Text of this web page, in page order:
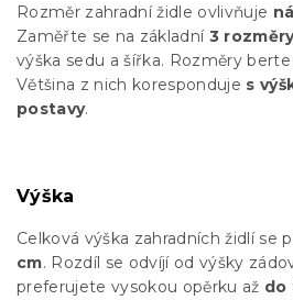
Rozměr zahradní židle ovlivňuje
Zaměřte se na základní 3
výška sedu a šířka. Rozměry
Většina z nich koresponduje s
postavy.
Výška
Celková výška zahradních židlí se
cm. Rozdíl se odvíjí od výšky
preferujete vysokou opěrku až do